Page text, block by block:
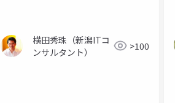
横田秀珠（新潟ITコ
ンサルタント）
>100